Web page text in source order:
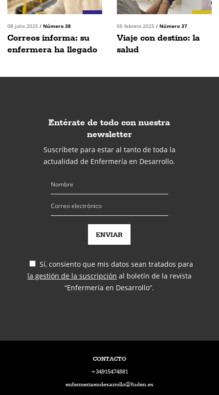
08 julio 2025 / Número 38
Correos informa: su
enfermera ha llegado
05 febrero 2025 / Número 37
Viaje con destino: la
salud
Entérate de todo con nuestra
newsletter
Suscríbete para estar al tanto de toda la
actualidad de Enfermería en Desarrollo.
Sí, consiento que mis datos sean tratados para
la gestión de la suscripción al boletín de la revista
“Enfermería en Desarrollo”.
CONTACTO
+34915474881
enfermeriaendesarrollo@fuden.es